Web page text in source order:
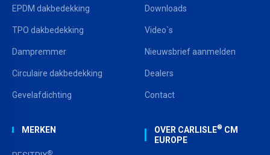
EPDM dakbedekking
TPO dakbedekking
Dampremmer
Circulaire dakbedekking
Gevelafdichting
Downloads
Video`s
Nieuwsbrief aanmelden
Dealers
Contact
MERKEN
®
OVER CARLISLE® CM
EUROPE